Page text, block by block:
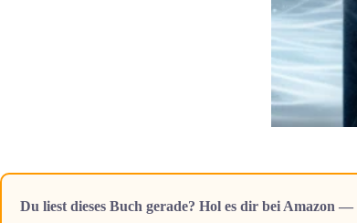
Du liest dieses Buch gerade? Hol es dir bei Amazon